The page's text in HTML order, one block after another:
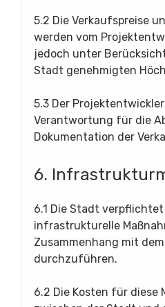
5.2 Die Verkaufspreise
werden vom
jedoch unter
Stadt genehmigten
5.3 Der
Verantwortung für die
Dokumentation der
6.
6.1 Die Stadt
infrastrukturelle
Zusammenhang mit dem
durchzuführen.
6.2 Die Kosten für diese